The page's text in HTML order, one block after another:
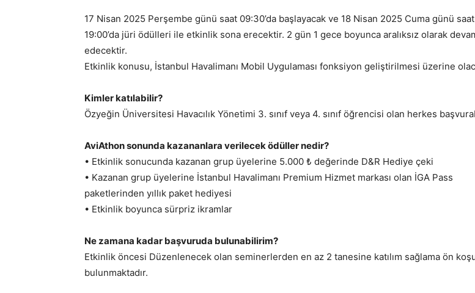
17 Nisan 2025 Perşembe günü saat 09:30’da başlayacak ve 18 Nisan 2025 Cuma günü saat
19:00’da jüri ödülleri ile etkinlik sona erecektir. 2 gün 1 gece boyunca aralıksız olarak
edecektir.
Etkinlik konusu, İstanbul Havalimanı Mobil Uygulaması fonksiyon geliştirilmesi üzerine
Kimler katılabilir?
Özyeğin Üniversitesi Havacılık Yönetimi 3. sınıf veya 4. sınıf öğrencisi olan herkes
AviAthon sonunda kazananlara verilecek ödüller nedir?
• Etkinlik sonucunda kazanan grup üyelerine 5.000 ₺ değerinde D&R Hediye çeki
• Kazanan grup üyelerine İstanbul Havalimanı Premium Hizmet markası olan İGA Pass
paketlerinden yıllık paket hediyesi
• Etkinlik boyunca sürpriz ikramlar
Ne zamana kadar başvuruda bulunabilirim?
Etkinlik öncesi Düzenlenecek olan seminerlerden en az 2 tanesine katılım sağlama ön
bulunmaktadır.